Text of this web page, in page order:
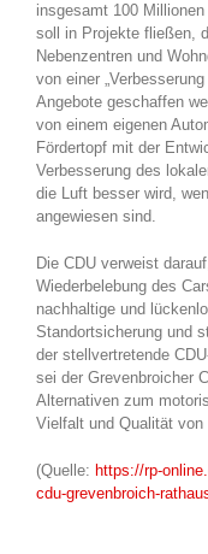
insgesamt 100
soll in Projekte fließen,
Nebenzentren und
von einer
Angebote geschaffen
von einem eigenen
Fördertopf mit der
Verbesserung des
die Luft besser wird,
angewiesen sind.
Die CDU verweist
Wiederbelebung des
nachhaltige und
Standortsicherung und
der stellvertretende
sei der Grevenbroicher
Alternativen zum
Vielfalt und Qualität
(Quelle: https://rp-
cdu-grevenbroich-